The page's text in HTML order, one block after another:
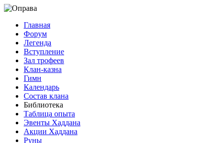
Главная
Форум
Легенда
Вступление
Зал трофеев
Клан-казна
Гимн
Календарь
Состав клана
Библиотека
Таблица опыта
Эвенты Хаддана
Акции Хаддана
Руны